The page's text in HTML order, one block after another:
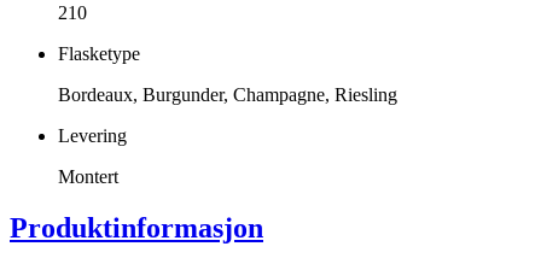
210
Flasketype
Bordeaux, Burgunder, Champagne, Riesling
Levering
Montert
Produktinformasjon